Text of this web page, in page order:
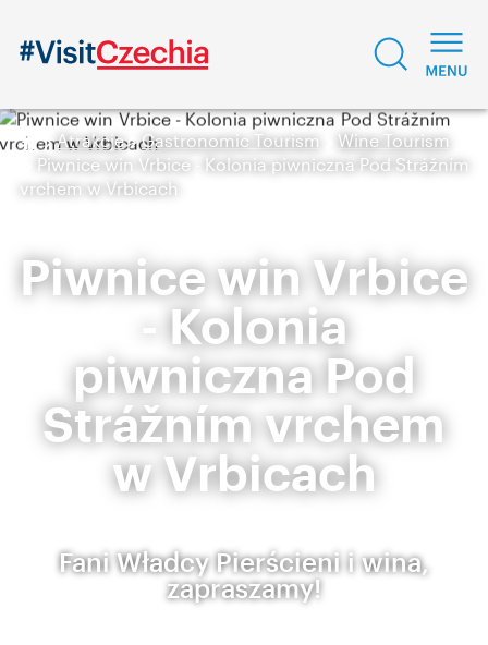
Atrakcje Gastronomic Tourism
Wine Tourism
Piwnice win Vrbice - Kolonia piwniczna Pod Strážním
vrchem w Vrbicach
Piwnice win Vrbice
- Kolonia
piwniczna Pod
Strážním vrchem
w Vrbicach
Fani Władcy Pierścieni i wina,
zapraszamy!